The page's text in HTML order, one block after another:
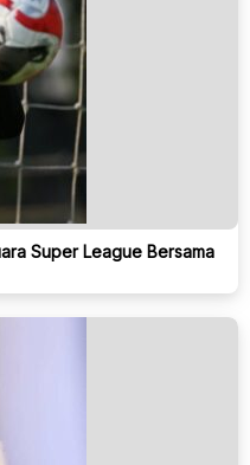
Super League Bersama